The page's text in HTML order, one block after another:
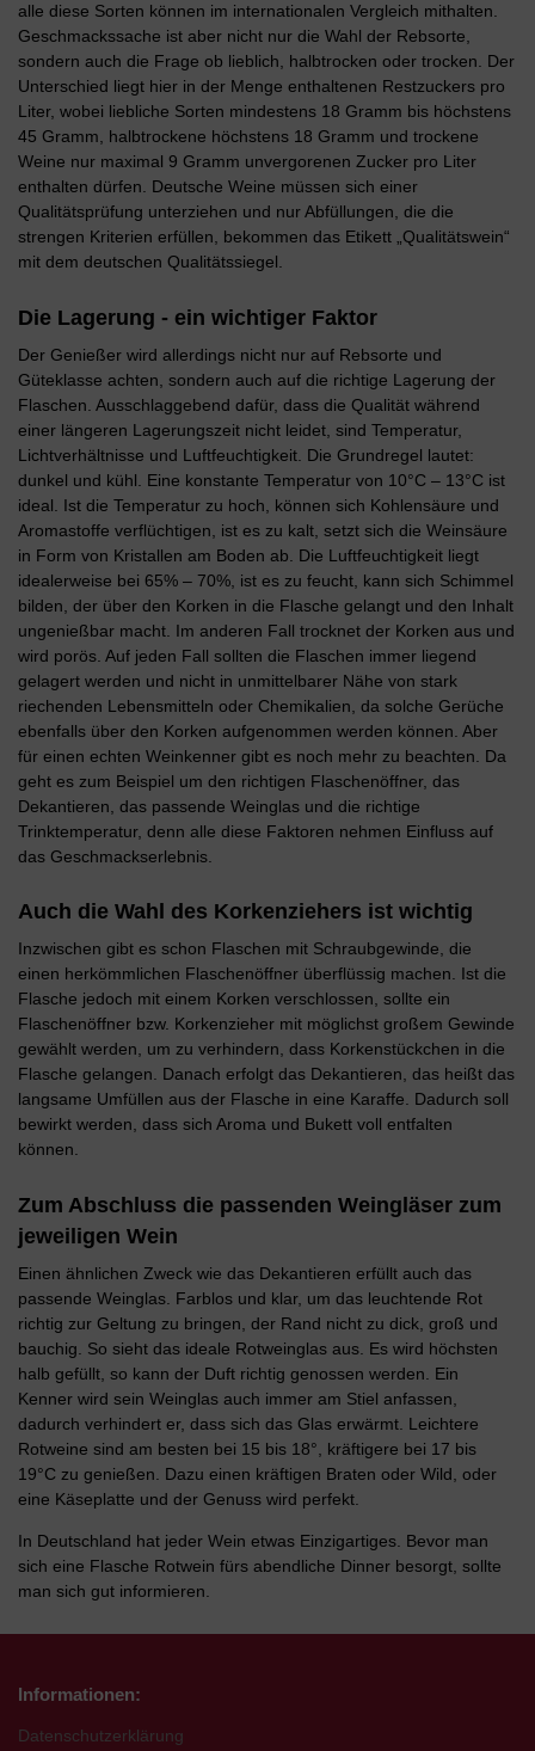
alle diese Sorten können im internationalen Vergleich mithalten.
Geschmackssache ist aber nicht nur die Wahl der Rebsorte,
sondern auch die Frage ob lieblich, halbtrocken oder trocken. Der
Unterschied liegt hier in der Menge enthaltenen Restzuckers pro
Liter, wobei liebliche Sorten mindestens 18 Gramm bis höchstens
45 Gramm, halbtrockene höchstens 18 Gramm und trockene
Weine nur maximal 9 Gramm unvergorenen Zucker pro Liter
enthalten dürfen. Deutsche Weine müssen sich einer
Qualitätsprüfung unterziehen und nur Abfüllungen, die die
strengen Kriterien erfüllen, bekommen das Etikett „Qualitätswein“
mit dem deutschen Qualitätssiegel.
Die Lagerung - ein wichtiger Faktor
Der Genießer wird allerdings nicht nur auf Rebsorte und
Güteklasse achten, sondern auch auf die richtige Lagerung der
Flaschen. Ausschlaggebend dafür, dass die Qualität während
einer längeren Lagerungszeit nicht leidet, sind Temperatur,
Lichtverhältnisse und Luftfeuchtigkeit. Die Grundregel lautet:
dunkel und kühl. Eine konstante Temperatur von 10°C – 13°C ist
ideal. Ist die Temperatur zu hoch, können sich Kohlensäure und
Aromastoffe verflüchtigen, ist es zu kalt, setzt sich die Weinsäure
in Form von Kristallen am Boden ab. Die Luftfeuchtigkeit liegt
idealerweise bei 65% – 70%, ist es zu feucht, kann sich Schimmel
bilden, der über den Korken in die Flasche gelangt und den Inhalt
ungenießbar macht. Im anderen Fall trocknet der Korken aus und
wird porös. Auf jeden Fall sollten die Flaschen immer liegend
gelagert werden und nicht in unmittelbarer Nähe von stark
riechenden Lebensmitteln oder Chemikalien, da solche Gerüche
ebenfalls über den Korken aufgenommen werden können. Aber
für einen echten Weinkenner gibt es noch mehr zu beachten. Da
geht es zum Beispiel um den richtigen Flaschenöffner, das
Dekantieren, das passende Weinglas und die richtige
Trinktemperatur, denn alle diese Faktoren nehmen Einfluss auf
das Geschmackserlebnis.
Auch die Wahl des Korkenziehers ist wichtig
Inzwischen gibt es schon Flaschen mit Schraubgewinde, die
einen herkömmlichen Flaschenöffner überflüssig machen. Ist die
Flasche jedoch mit einem Korken verschlossen, sollte ein
Flaschenöffner bzw. Korkenzieher mit möglichst großem Gewinde
gewählt werden, um zu verhindern, dass Korkenstückchen in die
Flasche gelangen. Danach erfolgt das Dekantieren, das heißt das
langsame Umfüllen aus der Flasche in eine Karaffe. Dadurch soll
bewirkt werden, dass sich Aroma und Bukett voll entfalten
können.
Zum Abschluss die passenden Weingläser zum
jeweiligen Wein
Einen ähnlichen Zweck wie das Dekantieren erfüllt auch das
passende Weinglas. Farblos und klar, um das leuchtende Rot
richtig zur Geltung zu bringen, der Rand nicht zu dick, groß und
bauchig. So sieht das ideale Rotweinglas aus. Es wird höchsten
halb gefüllt, so kann der Duft richtig genossen werden. Ein
Kenner wird sein Weinglas auch immer am Stiel anfassen,
dadurch verhindert er, dass sich das Glas erwärmt. Leichtere
Rotweine sind am besten bei 15 bis 18°, kräftigere bei 17 bis
19°C zu genießen. Dazu einen kräftigen Braten oder Wild, oder
eine Käseplatte und der Genuss wird perfekt.
In Deutschland hat jeder Wein etwas Einzigartiges. Bevor man
sich eine Flasche Rotwein fürs abendliche Dinner besorgt, sollte
man sich gut informieren.
Informationen:
Datenschutzerklärung